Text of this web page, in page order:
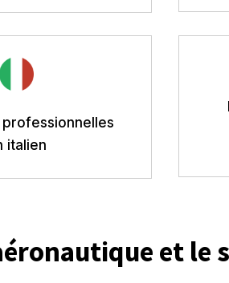
italien
et le